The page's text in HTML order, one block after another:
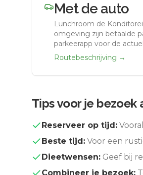
Met de auto
Lunchroom de Konditorei
omgeving zijn betaalde
parkeerapp voor de
Routebeschrijving →
Tips voor je bezoek
Reserveer op tijd:
Beste tijd: Voor een
Dieetwensen: Geef bij
Combineer je bezoek: